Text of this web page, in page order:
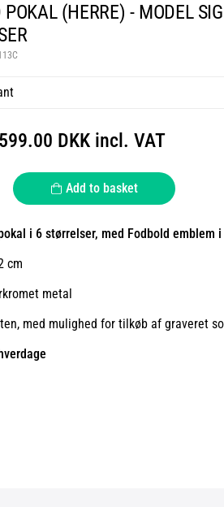
POKAL (HERRE) - MODEL
DKK incl. VAT
Add to basket
i 6 størrelser, med Fodbold emblem
cm
metal
med mulighed for tilkøb af graveret